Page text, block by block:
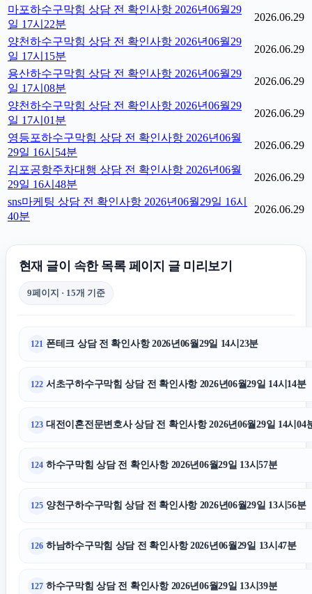
마포하수구막힘 상담 전 확인사항 2026년06월29
일 17시22분
2026.06.29
양천하수구막힘 상담 전 확인사항 2026년06월29
일 17시15분
2026.06.29
용산하수구막힘 상담 전 확인사항 2026년06월29
일 17시08분
2026.06.29
양천하수구막힘 상담 전 확인사항 2026년06월29
일 17시01분
2026.06.29
영등포하수구막힘 상담 전 확인사항 2026년06월
29일 16시54분
2026.06.29
김포공항주차대행 상담 전 확인사항 2026년06월
29일 16시48분
2026.06.29
sns마케팅 상담 전 확인사항 2026년06월29일 16시
40분
2026.06.29
현재 글이 속한 목록 페이지 글 미리보기
9페이지 · 15개 기준
121 폰테크 상담 전 확인사항 2026년06월29일 14시23분
122 서초구하수구막힘 상담 전 확인사항 2026년06월29일 14시14분
123 대전이혼전문변호사 상담 전 확인사항 2026년06월29일 14시04
124 하수구막힘 상담 전 확인사항 2026년06월29일 13시57분
125 양천구하수구막힘 상담 전 확인사항 2026년06월29일 13시56분
126 하남하수구막힘 상담 전 확인사항 2026년06월29일 13시47분
127 하수구막힘 상담 전 확인사항 2026년06월29일 13시39분